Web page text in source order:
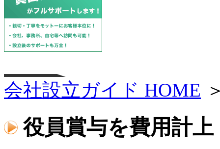
会社設立ガイド HOME
役員賞与を費用計上